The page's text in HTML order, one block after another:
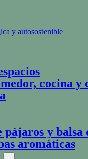
cocina y
y balsa
aromáticas